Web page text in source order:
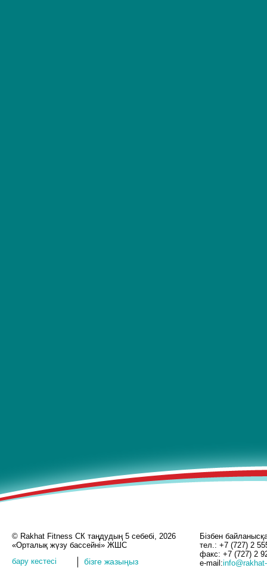
© Rakhat Fitness СК таңдудың 5 себебі, 2026
«Орталық жүзу бассейні» ЖШС
бару кестесі
бізге жазыңыз
Бізбен
тел.: +7 (727) 2
факс: +7 (727) 2
e-mail: